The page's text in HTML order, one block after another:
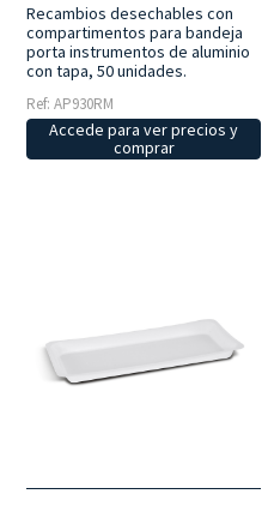
Recambios desechables con
compartimentos para bandeja
porta instrumentos de aluminio
con tapa, 50 unidades.
Ref: AP930RM
Accede para ver precios y
comprar